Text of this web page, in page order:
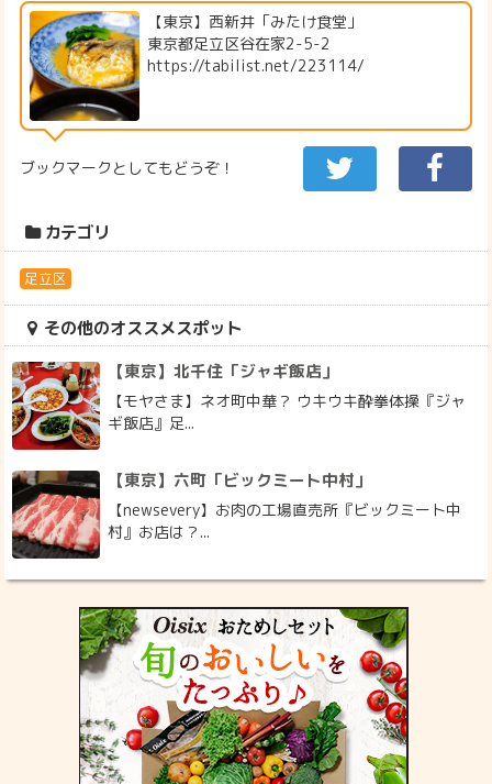
【東京】西新井「みたけ食堂」
東京都足立区谷在家2-5-2
https://tabilist.net/223114/
ブックマークとしてもどうぞ！
カテゴリ
足立区
その他のオススメスポット
【東京】北千住「ジャギ飯店」
【モヤさま】ネオ町中華？ ウキウキ酔拳体操『ジャ
ギ飯店』足...
【東京】六町「ビックミート中村」
【newsevery】お肉の工場直売所『ビックミート中
村』お店は？...